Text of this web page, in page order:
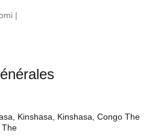
|
Kinshasa, Kinshasa, Congo The
The